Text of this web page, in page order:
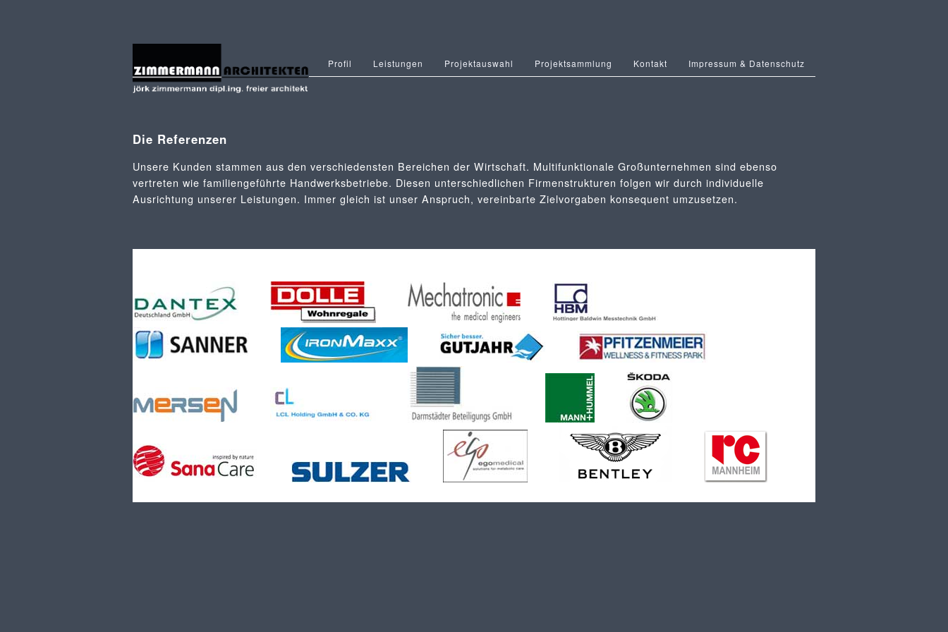
Profil Leistungen Projektauswahl Projektsammlung Kontakt Impressum & Datenschutz
Die Referenzen
Unsere Kunden stammen aus den verschiedensten Bereichen der Wirtschaft. Multifunktionale Großunternehmen sind ebenso
vertreten wie familiengeführte Handwerksbetriebe. Diesen unterschiedlichen Firmenstrukturen folgen wir durch individuelle
Ausrichtung unserer Leistungen. Immer gleich ist unser Anspruch, vereinbarte Zielvorgaben konsequent umzusetzen.